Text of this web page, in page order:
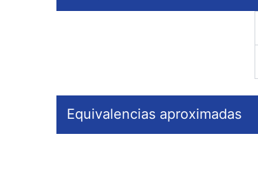
Equivalencias aproximadas